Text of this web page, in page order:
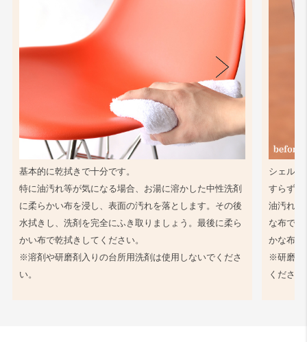
基本的に乾拭きで十分です。
特に油汚れ等が気になる場合、お湯に溶かした中性洗剤
に柔らかい布を浸し、表面の汚れを落とします。その後
水拭きし、洗剤を完全にふき取りましょう。最後に柔ら
かい布で乾拭きしてください。
※溶剤や研磨剤入りの台所用洗剤は使用しないでくださ
い。
シェル同
すらず、
油汚れ等
な布で軽
かな布で
※研磨剤
ください